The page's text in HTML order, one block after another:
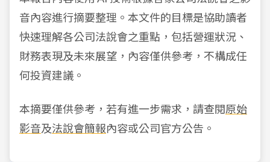
音內容進行摘要整理。本文件的目標是協助讀者
快速理解各公司法說會之重點，包括營運狀況、
財務表現及未來展望，內容僅供參考，不構成任
何投資建議。
本摘要僅供參考，若有進一步需求，請查閱原始
影音及法說會簡報內容或公司官方公告。